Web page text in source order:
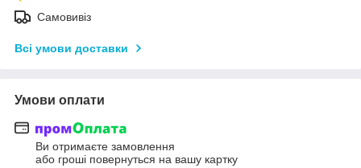
Самовивіз
Всі умови доставки
Умови оплати
Ви отримаєте замовлення
або гроші повернуться на вашу картку